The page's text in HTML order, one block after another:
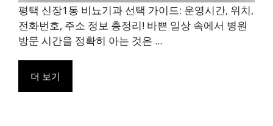
평택 신장1동 비뇨기과 선택 가이드: 운영시간, 위치,
전화번호, 주소 정보 총정리! 바쁜 일상 속에서 병원
방문 시간을 정확히 아는 것은 ...
더 보기